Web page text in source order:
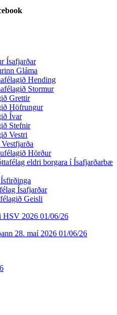
Ísafjarðar
Gláma
Hending
Stormur
Grettir
Höfrungur
Ívar
Stefnir
Vestri
Hörður
eldri borgara í Ísafjarðarbæ
Ísafjarðar
Geisli
HSV 2026 01/06/26
28. maí 2026 01/06/26